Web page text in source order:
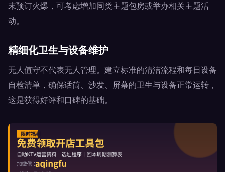
末预订火爆，可考虑增加同类主题包房或举办相关主题活
动。
精细化卫生与设备维护
无人值守不代表无人管理。建立标准的清洁流程和每日设备
自检清单，确保话筒、沙发、屏幕的卫生与设备正常运转，
这是获得好评和口碑的基础。